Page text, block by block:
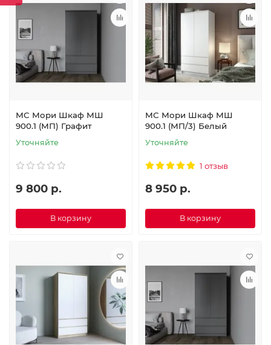
МС Мори Шкаф МШ
900.1 (МП) Графит
Уточняйте
9 800 р.
В корзину
МС Мори Шкаф МШ
900.1 (МП/3) Белый
Уточняйте
1 отзыв
8 950 р.
В корзину